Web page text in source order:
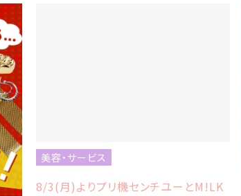
美容・サービス
8/3(月)よりプリ機センチユーとM!LK